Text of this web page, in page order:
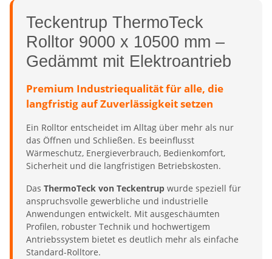
Teckentrup ThermoTeck
Rolltor 9000 x 10500 mm –
Gedämmt mit Elektroantrieb
Premium Industriequalität für alle, die
langfristig auf Zuverlässigkeit setzen
Ein Rolltor entscheidet im Alltag über mehr als nur
das Öffnen und Schließen. Es beeinflusst
Wärmeschutz, Energieverbrauch, Bedienkomfort,
Sicherheit und die langfristigen Betriebskosten.
Das ThermoTeck von Teckentrup wurde speziell für
anspruchsvolle gewerbliche und industrielle
Anwendungen entwickelt. Mit ausgeschäumten
Profilen, robuster Technik und hochwertigem
Antriebssystem bietet es deutlich mehr als einfache
Standard-Rolltore.